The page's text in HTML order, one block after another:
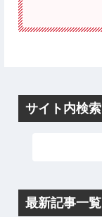
サイト内検索
最新記事一覧